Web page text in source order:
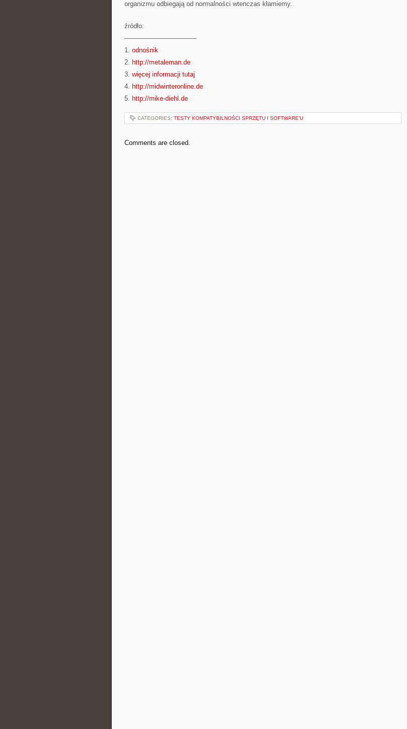
organizmu odbiegają od normalności wtenczas kłamiemy.
źródło:
———————————
1. odnośnik
2. http://metaleman.de
3. więcej informacji tutaj
4. http://midwinteronline.de
5. http://mike-diehl.de
CATEGORIES: TESTY KOMPATYBILNOŚCI SPRZĘTU I SOFTWARE’U
Comments are closed.